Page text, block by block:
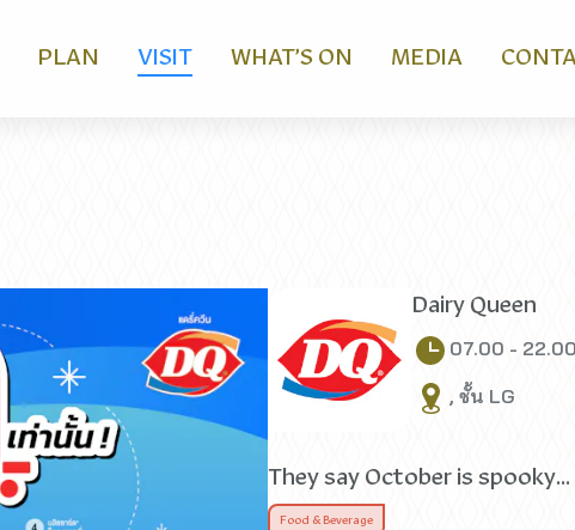
PLAN VISIT WHAT’S ON MEDIA
Dairy Queen
07.00 - 22.00
, ชั้น LG
They say October is
Food & Beverage